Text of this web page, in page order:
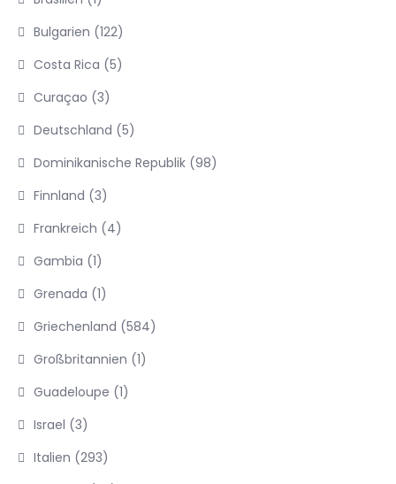
Bulgarien (122)
Costa Rica (5)
Curaçao (3)
Deutschland (5)
Dominikanische Republik (98)
Finnland (3)
Frankreich (4)
Gambia (1)
Grenada (1)
Griechenland (584)
Großbritannien (1)
Guadeloupe (1)
Israel (3)
Italien (293)